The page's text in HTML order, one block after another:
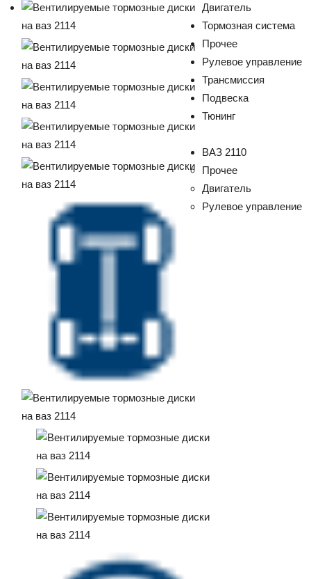
Двигатель
Тормозная система
Прочее
Рулевое управление
Трансмиссия
Подвеска
Тюнинг
ВАЗ 2110
Прочее
Двигатель
Рулевое управление